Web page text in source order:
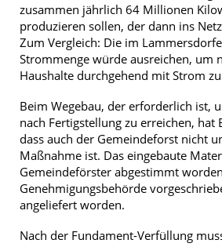
zusammen jährlich 64 Millionen
produzieren sollen, der dann ins
Zum Vergleich: Die im
Strommenge würde ausreichen, um
Haushalte durchgehend mit Strom
Beim Wegebau, der erforderlich ist,
nach Fertigstellung zu erreichen, hat
dass auch der Gemeindeforst nicht
Maßnahme ist. Das eingebaute
Gemeindeförster abgestimmt
Genehmigungsbehörde
angeliefert worden.
Nach der Fundament-Verfüllung